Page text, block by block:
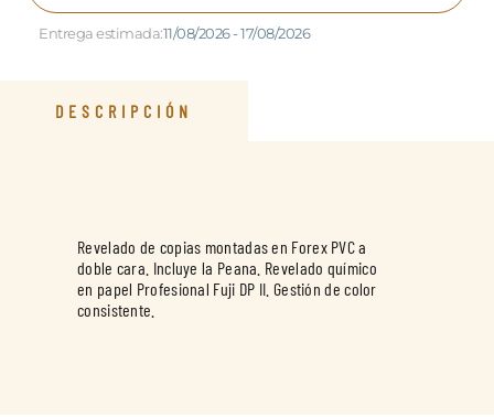
Entrega estimada:11/08/2026 - 17/08/2026
DESCRIPCIÓN
Revelado de copias montadas en Forex PVC a
doble cara. Incluye la Peana. Revelado químico
en papel Profesional Fuji DP II. Gestión de color
consistente.